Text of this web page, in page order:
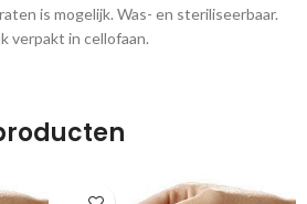
is mogelijk. Was- en steriliseerbaar.
verpakt in cellofaan.